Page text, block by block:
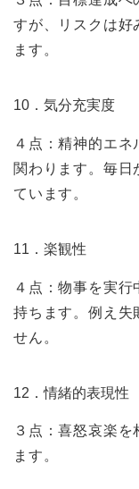
すが、リスクは好
ます。
10．気分充実度
４点：精神的エ
関わります。毎日
ています。
11．楽観性
４点：物事を実
持ちます。例え失
せん。
12．情緒的表現性
３点：喜怒哀楽
ます。